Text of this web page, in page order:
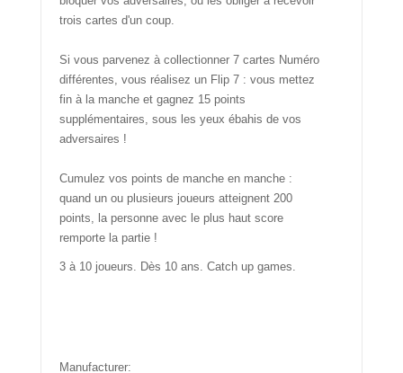
trois cartes d'un coup.
Si vous parvenez à collectionner 7 cartes Numéro
différentes, vous réalisez un Flip 7 : vous mettez
fin à la manche et gagnez 15 points
supplémentaires, sous les yeux ébahis de vos
adversaires !
Cumulez vos points de manche en manche :
quand un ou plusieurs joueurs atteignent 200
points, la personne avec le plus haut score
remporte la partie !
3 à 10 joueurs. Dès 10 ans. Catch up games.
Manufacturer: